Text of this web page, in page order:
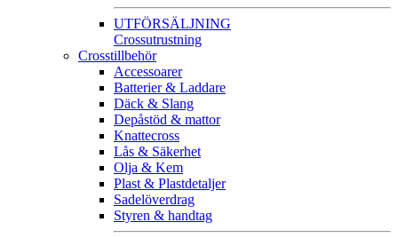
UTFÖRSÄLJNING
Crossutrustning
Crosstillbehör
Accessoarer
Batterier & Laddare
Däck & Slang
Depåstöd & mattor
Knattecross
Lås & Säkerhet
Olja & Kem
Plast & Plastdetaljer
Sadelöverdrag
Styren & handtag